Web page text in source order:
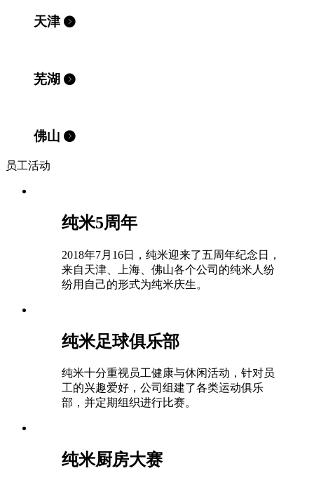
天津
芜湖
佛山
员工活动
纯米5周年
2018年7月16日，纯米迎来了五周年纪念日，
来自天津、上海、佛山各个公司的纯米人纷
纷用自己的形式为纯米庆生。
纯米足球俱乐部
纯米十分重视员工健康与休闲活动，针对员
工的兴趣爱好，公司组建了各类运动俱乐
部，并定期组织进行比赛。
纯米厨房大赛